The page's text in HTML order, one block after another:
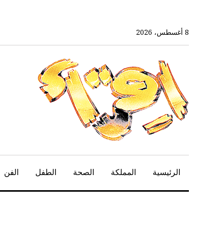
المحتوى
الرئيسي
8 أغسطس، 2026
الرئيسية المملكة الصحة الطفل الفن